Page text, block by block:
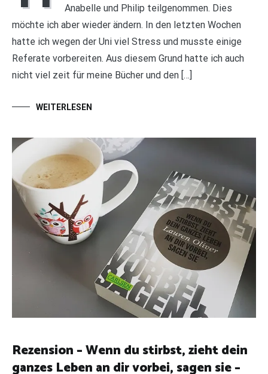
Anabelle und Philip teilgenommen. Dies
möchte ich aber wieder ändern. In den letzten Wochen
hatte ich wegen der Uni viel Stress und musste einige
Referate vorbereiten. Aus diesem Grund hatte ich auch
nicht viel zeit für meine Bücher und den […]
WEITERLESEN
Rezension – Wenn du stirbst, zieht dein
ganzes Leben an dir vorbei, sagen sie –